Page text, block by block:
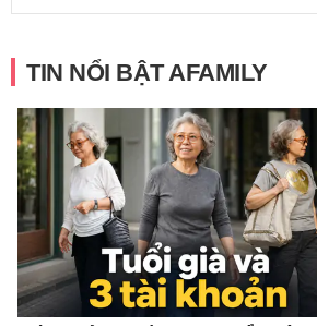
TIN NỔI BẬT AFAMILY